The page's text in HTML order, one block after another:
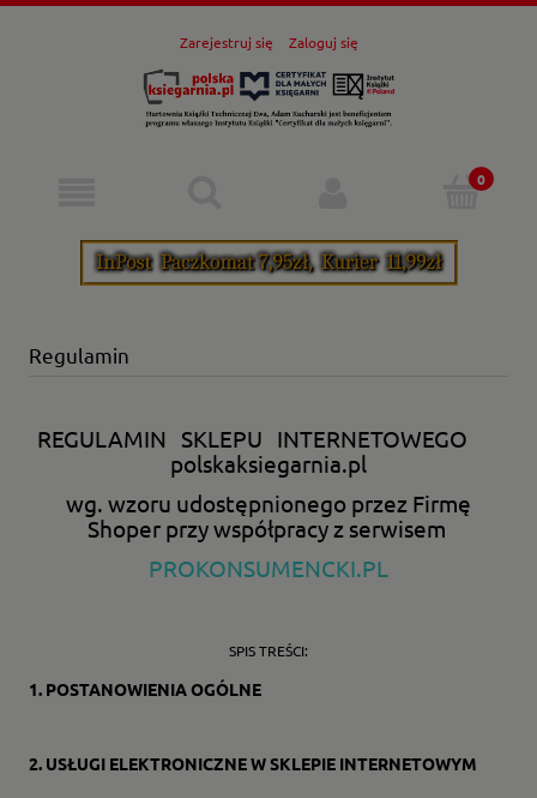
Zarejestruj się Zaloguj się
Regulamin
REGULAMIN SKLEPU INTERNETOWEGO
polskaksiegarnia.pl
wg. wzoru udostępnionego przez Firmę
Shoper przy współpracy z serwisem
PROKONSUMENCKI.PL
SPIS TREŚCI:
1. POSTANOWIENIA OGÓLNE
2. USŁUGI ELEKTRONICZNE W SKLEPIE INTERNETOWYM